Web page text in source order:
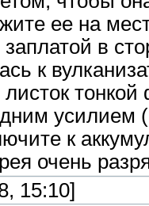
15:10]